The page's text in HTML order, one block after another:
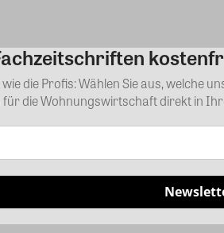
wie die Profis: Wählen Sie aus, welche
für die Wohnungswirtschaft direkt in